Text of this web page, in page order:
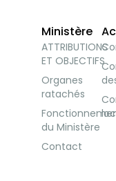
Ministère
ATTRIBUTIONS
ET OBJECTIFS
Organes
ratachés
du Ministère
Contact